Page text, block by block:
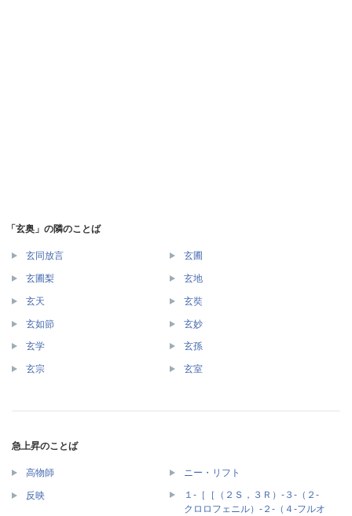
「玄奥」の隣のことば
玄同放言 玄圃
玄圃梨 玄地
玄天 玄奘
玄如節 玄妙
玄学 玄孫
玄宗 玄室
急上昇のことば
高物師 ニー・リフト
反映
１‐［［（２Ｓ，３Ｒ）‐３‐（２‐
クロロフェニル）‐２‐（４‐フルオ